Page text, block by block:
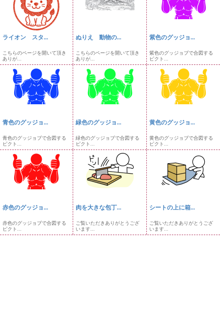
ライオン スタ...
こちらのページを開いて頂き
ありが...
ぬりえ 動物の...
こちらのページを開いて頂き
ありが...
紫色のグッジョ...
紫色のグッジョブで合図する
ピクト...
青色のグッジョ...
青色のグッジョブで合図する
ピクト...
緑色のグッジョ...
緑色のグッジョブで合図する
ピクト...
黄色のグッジョ...
黄色のグッジョブで合図する
ピクト...
赤色のグッジョ...
赤色のグッジョブで合図する
ピクト...
肉を大きな包丁...
ご覧いただきありがとうござ
います...
シートの上に箱...
ご覧いただきありがとうござ
います...